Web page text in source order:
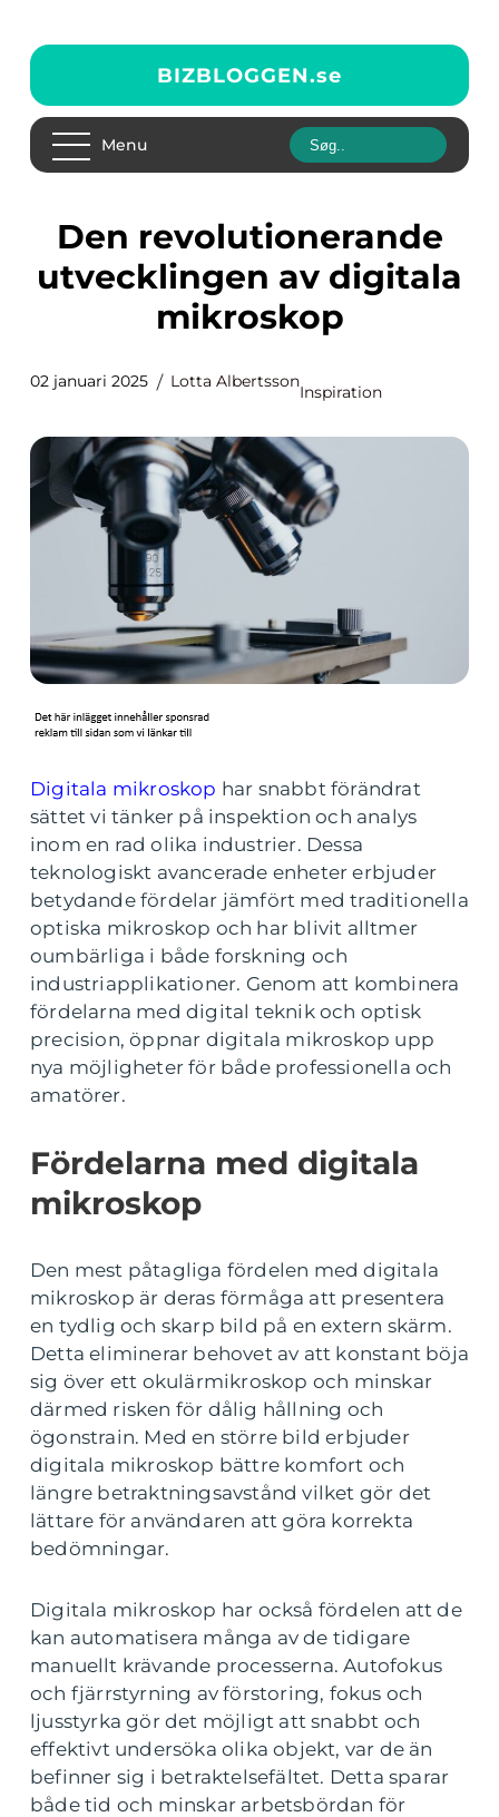
BIZBLOGGEN.se
Menu
Den revolutionerande
utvecklingen av digitala
mikroskop
02 januari 2025 Lotta Albertsson
Inspiration
Digitala mikroskop har snabbt förändrat
sättet vi tänker på inspektion och analys
inom en rad olika industrier. Dessa
teknologiskt avancerade enheter erbjuder
betydande fördelar jämfört med traditionella
optiska mikroskop och har blivit alltmer
oumbärliga i både forskning och
industriapplikationer. Genom att kombinera
fördelarna med digital teknik och optisk
precision, öppnar digitala mikroskop upp
nya möjligheter för både professionella och
amatörer.
Fördelarna med digitala
mikroskop
Den mest påtagliga fördelen med digitala
mikroskop är deras förmåga att presentera
en tydlig och skarp bild på en extern skärm.
Detta eliminerar behovet av att konstant böja
sig över ett okulärmikroskop och minskar
därmed risken för dålig hållning och
ögonstrain. Med en större bild erbjuder
digitala mikroskop bättre komfort och
längre betraktningsavstånd vilket gör det
lättare för användaren att göra korrekta
bedömningar.
Digitala mikroskop har också fördelen att de
kan automatisera många av de tidigare
manuellt krävande processerna. Autofokus
och fjärrstyrning av förstoring, fokus och
ljusstyrka gör det möjligt att snabbt och
effektivt undersöka olika objekt, var de än
befinner sig i betraktelsefältet. Detta sparar
både tid och minskar arbetsbördan för